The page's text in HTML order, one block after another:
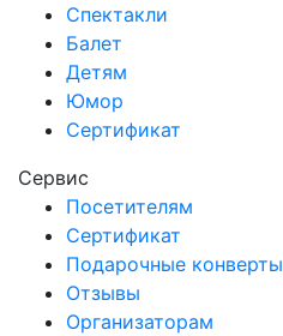
Спектакли
Балет
Детям
Юмор
Сертификат
Сервис
Посетителям
Сертификат
Подарочные конверты
Отзывы
Организаторам